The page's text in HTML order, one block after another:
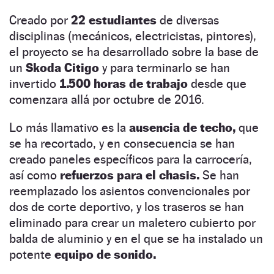
Creado por 22 estudiantes de diversas
disciplinas (mecánicos, electricistas, pintores),
el proyecto se ha desarrollado sobre la base de
un Skoda Citigo y para terminarlo se han
invertido 1.500 horas de trabajo desde que
comenzara allá por octubre de 2016.
Lo más llamativo es la ausencia de techo, que
se ha recortado, y en consecuencia se han
creado paneles específicos para la carrocería,
así como refuerzos para el chasis. Se han
reemplazado los asientos convencionales por
dos de corte deportivo, y los traseros se han
eliminado para crear un maletero cubierto por
balda de aluminio y en el que se ha instalado un
potente equipo de sonido.